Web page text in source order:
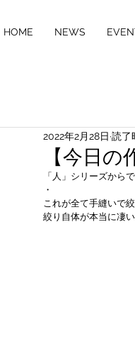
HOME NEWS
【今日の
2022年2月28日 読了
「人」シリーズからで
・
これが全て手縫いで
絞り自体が本当に凄